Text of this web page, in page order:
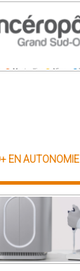
EN AUTONOMIE